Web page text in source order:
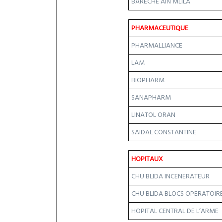
PHARMACEUTIQUE
PHARMALLIANCE
LAM
BIOPHARM
SANAPHARM
LINATOL ORAN
SAIDAL CONSTANTINE
HOPITAUX
CHU BLIDA INCENERATEUR
CHU BLIDA BLOCS
HOPITAL CENTRAL DE L’ARME